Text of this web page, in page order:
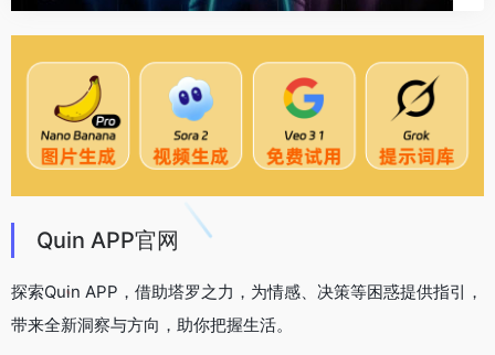
Quin APP官网
探索Quin APP，借助塔罗之力，为情感、决策等困惑提供指引，
带来全新洞察与方向，助你把握生活。